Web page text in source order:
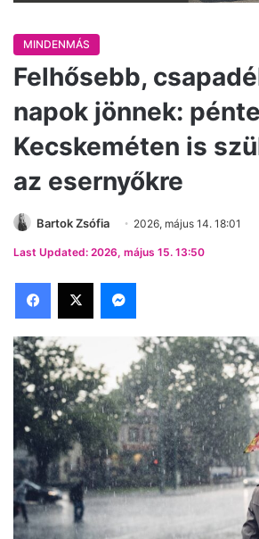
MINDENMÁS
Felhősebb,
napok jönnek:
Kecskeméten is
az esernyőkre
Bartok Zsófia 2026, május 14. 18:01
Last Updated: 2026, május 15. 13:50
Facebook
X Messenger